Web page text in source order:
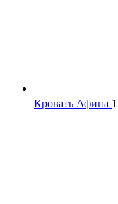
Кровать Афина